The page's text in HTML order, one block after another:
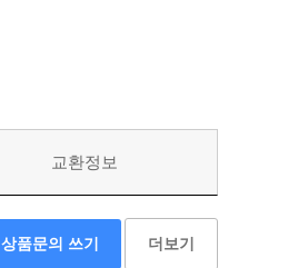
교환정보
상품문의 쓰기 더보기